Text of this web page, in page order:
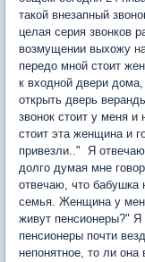
такой внезапный
целая серия звонков
возмущении выхожу
передо мной стоит
к входной двери
открыть дверь
звонок стоит у меня
стоит эта женщина и
привезли.." Я
долго думая мне
отвечаю, что бабушка
семья. Женщина у
живут пенсионеры?"
пенсионеры почти
непонятное, то ли